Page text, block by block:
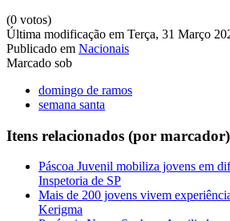
(0 votos)
Última modificação em Terça, 31 Março
Publicado em Nacionais
Marcado sob
domingo de ramos
semana santa
Itens relacionados (por marcador)
Páscoa Juvenil mobiliza jovens em
Inspetoria de SP
Mais de 200 jovens vivem
Kerigma